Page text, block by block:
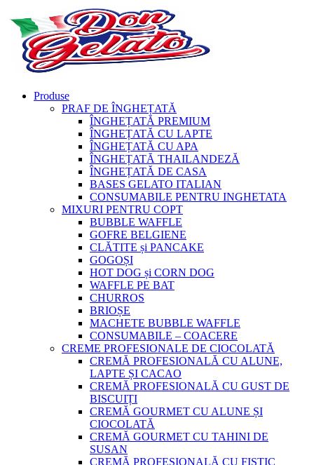
Produse
PRAF DE ÎNGHEȚATĂ
ÎNGHEȚATĂ PREMIUM
ÎNGHEȚATĂ CU LAPTE
ÎNGHEȚATĂ CU APA
ÎNGHEȚATĂ THAILANDEZĂ
ÎNGHEȚATĂ DE CASA
BASES GELATO ITALIAN
CONSUMABILE PENTRU INGHETATA
MIXURI PENTRU COPT
BUBBLE WAFFLE
GOFRE BELGIENE
CLĂTITE și PANCAKE
GOGOȘI
HOT DOG și CORN DOG
WAFFLE PE BAT
CHURROS
BRIOȘE
MACHETE BUBBLE WAFFLE
CONSUMABILE – COACERE
CREME PROFESIONALE DE CIOCOLATĂ
CREMĂ PROFESIONALĂ CU ALUNE,
LAPTE ȘI CACAO
CREMĂ PROFESIONALĂ CU GUST DE
BISCUIȚI
CREMĂ GOURMET CU ALUNE ȘI
CIOCOLATĂ
CREMĂ GOURMET CU TAHINI DE
SUSAN
CREMĂ PROFESIONALĂ CU FISTIC